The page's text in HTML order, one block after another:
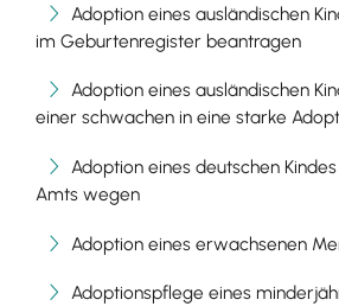
Adoption eines ausländischen
im Geburtenregister beantragen
Adoption eines ausländischen
einer schwachen in eine starke
Adoption eines deutschen
Amts wegen
Adoption eines erwachsenen
Adoptionspflege eines